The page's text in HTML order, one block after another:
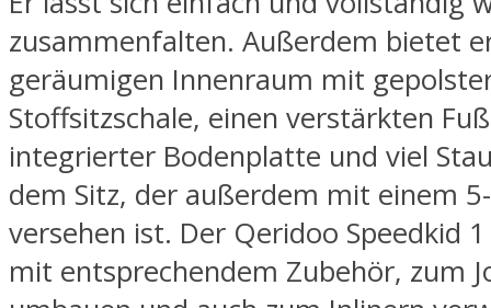
zusammenfalten. Außerdem bietet
geräumigen Innenraum mit
Stoffsitzschale, einen verstärkten
integrierter Bodenplatte und viel
dem Sitz, der außerdem mit einem
versehen ist. Der Qeridoo Speedkid
mit entsprechendem Zubehör, zum